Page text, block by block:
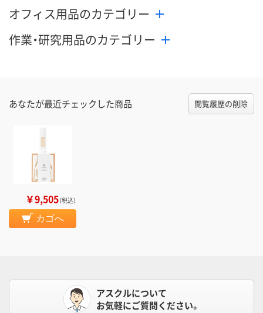
オフィス用品のカテゴリー
作業・研究用品のカテゴリー
あなたが最近チェックした商品 閲覧履歴の削除
￥9,505（税込）
カゴへ
アスクルについて
お気軽にご質問ください。